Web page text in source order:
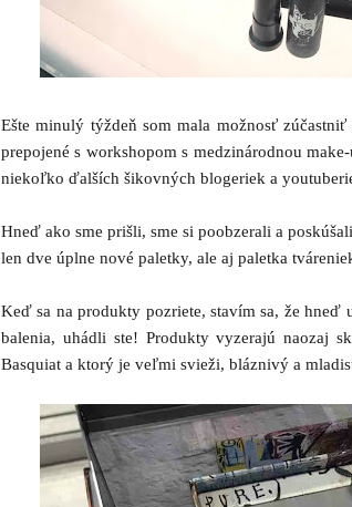
Ešte minulý týždeň som mala možnosť
prepojené s workshopom s medzinárodnou
niekoľko ďalších šikovných blogeriek a
Hneď ako sme prišli, sme si poobzerali a
len dve úplne nové paletky, ale aj paletka
Keď sa na produkty pozriete, stavím sa, že
balenia, uhádli ste! Produkty vyzerajú naozaj
Basquiat a ktorý je veľmi svieži, bláznivý a